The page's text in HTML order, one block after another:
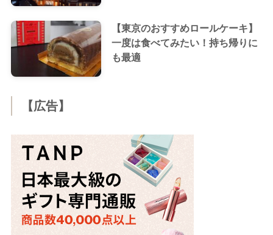
【東京のおすすめロールケーキ】
一度は食べてみたい！持ち帰りに
も最適
【広告】